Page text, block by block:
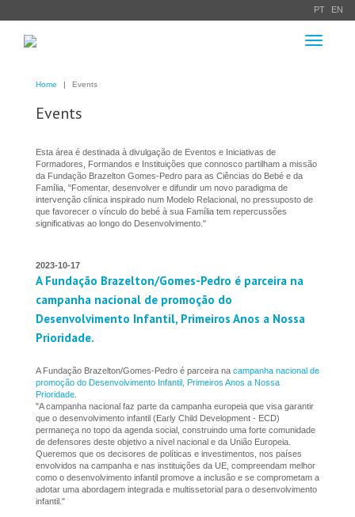
PT EN
Toggle
Home Events
Events
Esta área é destinada à divulgação de Eventos e Iniciativas de
Formadores, Formandos e Instituições que connosco partilham a missão
da Fundação Brazelton Gomes-Pedro para as Ciências do Bebé e da
Família, "Fomentar, desenvolver e difundir um novo paradigma de
intervenção clínica inspirado num Modelo Relacional, no pressuposto de
que favorecer o vínculo do bebé à sua Família tem repercussões
significativas ao longo do Desenvolvimento."
2023-10-17
A Fundação Brazelton/Gomes-Pedro é parceira na
campanha nacional de promoção do
Desenvolvimento Infantil, Primeiros Anos a Nossa
Prioridade.
A Fundação Brazelton/Gomes-Pedro é parceira na campanha nacional de
promoção do Desenvolvimento Infantil, Primeiros Anos a Nossa
Prioridade
"A campanha nacional faz parte da campanha europeia que visa garantir
que o desenvolvimento infantil (Early Child Development - ECD)
permaneça no topo da agenda social, construindo uma forte comunidade
de defensores deste objetivo a nível nacional e da União Europeia.
Queremos que os decisores de políticas e investimentos, nos países
envolvidos na campanha e nas instituições da UE, compreendam melhor
como o desenvolvimento infantil promove a inclusão e se comprometam a
adotar uma abordagem integrada e multissetorial para o desenvolvimento
infantil."